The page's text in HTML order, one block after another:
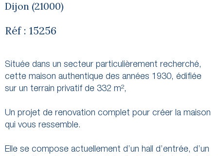
Dijon (21000)
Réf : 15256
Située dans un secteur particulièrement recherché,
cette maison authentique des années 1930, édifiée
sur un terrain privatif de 332 m²,
Un projet de renovation complet pour créer la maison
qui vous ressemble.
Elle se compose actuellement d’un hall d’entrée, d’un